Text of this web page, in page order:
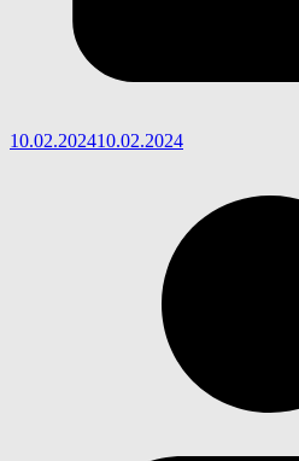
10.02.202410.02.2024